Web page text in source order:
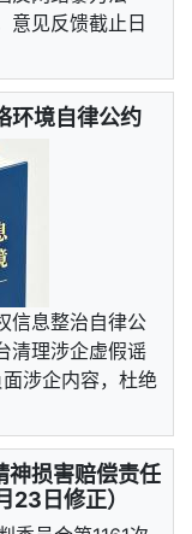
意见反馈截止日
环境自律公约
信息整治自律公
清理涉企虚假谣
涉企内容，杜绝
神损害赔偿责任
日修正）